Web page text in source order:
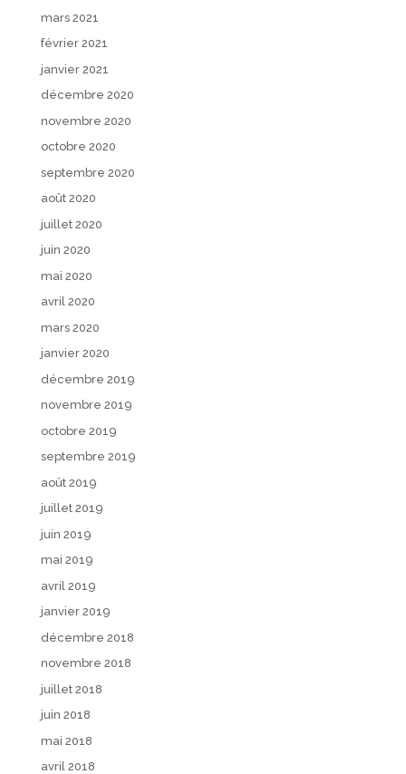
mars 2021
février 2021
janvier 2021
décembre 2020
novembre 2020
octobre 2020
septembre 2020
août 2020
juillet 2020
juin 2020
mai 2020
avril 2020
mars 2020
janvier 2020
décembre 2019
novembre 2019
octobre 2019
septembre 2019
août 2019
juillet 2019
juin 2019
mai 2019
avril 2019
janvier 2019
décembre 2018
novembre 2018
juillet 2018
juin 2018
mai 2018
avril 2018